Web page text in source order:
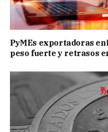
PyMEs exportadoras
peso fuerte y retrasos